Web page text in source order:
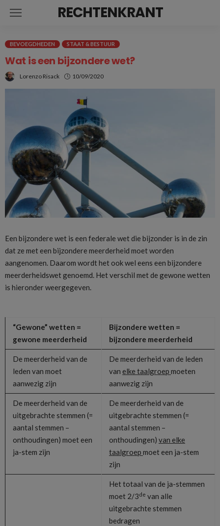
RECHTENKRANT
BEVOEGDHEDEN STAAT & BESTUUR
Wat is een bijzondere wet?
Lorenzo Risack 10/09/2020
Een bijzondere wet is een federale wet die bijzonder is in de zin
dat ze met een bijzondere meerderheid moet worden
aangenomen. Daarom wordt het ook wel eens een bijzondere
meerderheidswet genoemd. Het verschil met de gewone wetten
is hieronder weergegeven.
“Gewone” wetten =
gewone meerderheid
Bijzondere wetten =
bijzondere meerderheid
De meerderheid van de
leden van moet
aanwezig zijn
De meerderheid van de leden
van elke taalgroep moeten
aanwezig zijn
De meerderheid van de
uitgebrachte stemmen (=
aantal stemmen –
onthoudingen) moet een
ja-stem zijn
De meerderheid van de
uitgebrachte stemmen (=
aantal stemmen –
onthoudingen) van elke
taalgroep moet een ja-stem
zijn
Het totaal van de ja-stemmen
moet 2/3de van alle
uitgebrachte stemmen
bedragen